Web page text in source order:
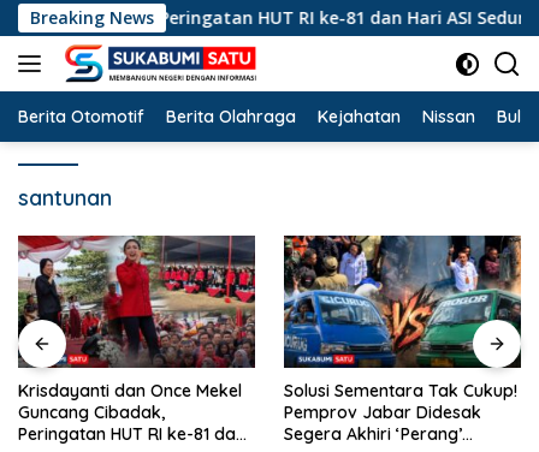
Langsung
ke
konten
Breaking News
Cibadak, Peringatan HUT RI ke-81 dan Hari ASI Sedunia
Berita Otomotif Berita Olahraga Kejahatan Nissan
santunan
Krisdayanti dan Once Mekel
Guncang Cibadak,
Peringatan HUT RI ke-81 dan
Solusi Sementara Tak Cukup!
Pemprov Jabar Didesak
Segera Akhiri ‘Perang’